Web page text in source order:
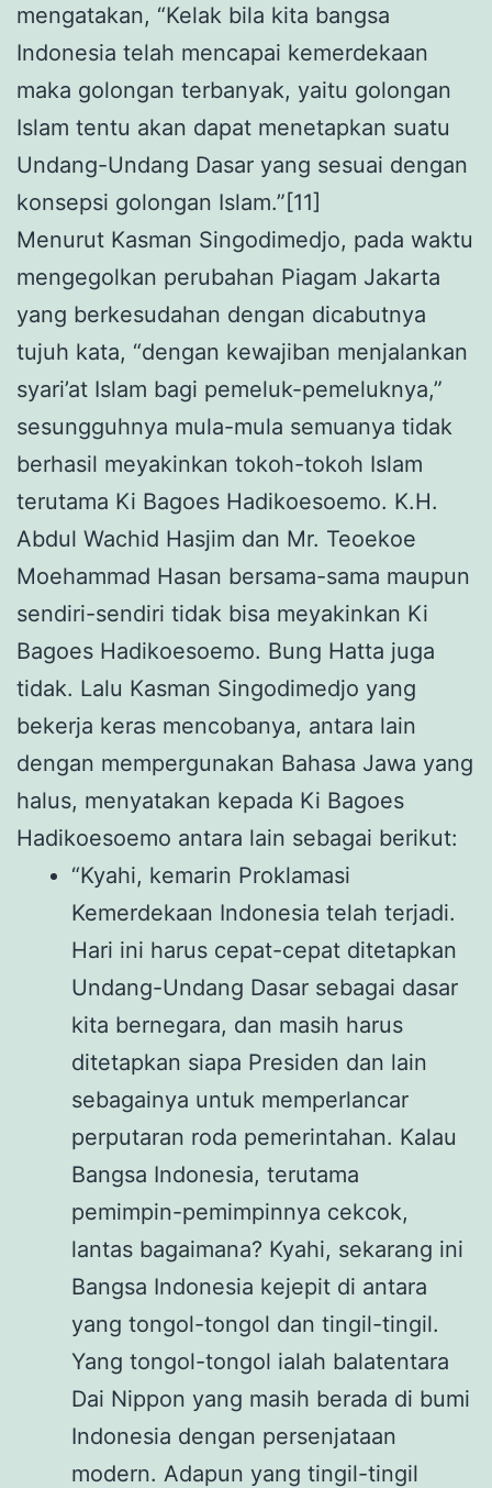
mengatakan, “Kelak bila kita bangsa
Indonesia telah mencapai kemerdekaan
maka golongan terbanyak, yaitu golongan
Islam tentu akan dapat menetapkan suatu
Undang-Undang Dasar yang sesuai dengan
konsepsi golongan Islam.”[11]
Menurut Kasman Singodimedjo, pada waktu
mengegolkan perubahan Piagam Jakarta
yang berkesudahan dengan dicabutnya
tujuh kata, “dengan kewajiban menjalankan
syari’at Islam bagi pemeluk-pemeluknya,”
sesungguhnya mula-mula semuanya tidak
berhasil meyakinkan tokoh-tokoh Islam
terutama Ki Bagoes Hadikoesoemo. K.H.
Abdul Wachid Hasjim dan Mr. Teoekoe
Moehammad Hasan bersama-sama maupun
sendiri-sendiri tidak bisa meyakinkan Ki
Bagoes Hadikoesoemo. Bung Hatta juga
tidak. Lalu Kasman Singodimedjo yang
bekerja keras mencobanya, antara lain
dengan mempergunakan Bahasa Jawa yang
halus, menyatakan kepada Ki Bagoes
Hadikoesoemo antara lain sebagai berikut:
“Kyahi, kemarin Proklamasi
Kemerdekaan Indonesia telah terjadi.
Hari ini harus cepat-cepat ditetapkan
Undang-Undang Dasar sebagai dasar
kita bernegara, dan masih harus
ditetapkan siapa Presiden dan lain
sebagainya untuk memperlancar
perputaran roda pemerintahan. Kalau
Bangsa Indonesia, terutama
pemimpin-pemimpinnya cekcok,
lantas bagaimana? Kyahi, sekarang ini
Bangsa Indonesia kejepit di antara
yang tongol-tongol dan tingil-tingil.
Yang tongol-tongol ialah balatentara
Dai Nippon yang masih berada di bumi
Indonesia dengan persenjataan
modern. Adapun yang tingil-tingil